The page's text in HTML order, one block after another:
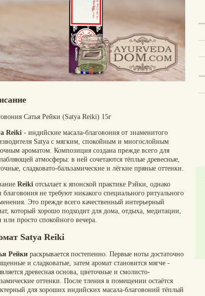
Сатья Рейки (Satya Reiki) 15г
Reiki - индийские масала-благовония от знаменитого
Satya с мягким, спокойным и многослойным
ароматом. Композиция создана прежде всего для
атмосферы: в ней сочетаются тёплые древесные,
сладковато-бальзамические и лёгкие пряные оттенки.
Reiki отсылает к японской практике Рэйки, однако
благовония не требуют никакого специального ритуального
Это прежде всего качественный интерьерный
который хорошо подходит для дома, отдыха, медитации,
или просто спокойного вечера.
Satya Reiki
Рейки раскрывается постепенно. Первые ноты достаточно
и сладковатые, затем аромат становится мягче -
древесная основа, цветочные и смолисто-
оттенки. После тления в помещении остаётся
для хороших индийских масала-благовоний тёплый